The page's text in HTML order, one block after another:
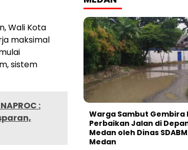
Wali Kota
maksimal
sistem
:
Warga Sambut Gembira
Perbaikan Jalan di Depan
Medan oleh Dinas
Medan